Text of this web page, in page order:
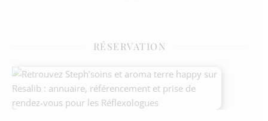
RÉSERVATION